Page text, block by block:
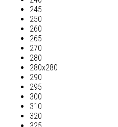
245
250
260
265
270
280
280х280
290
295
300
310
320